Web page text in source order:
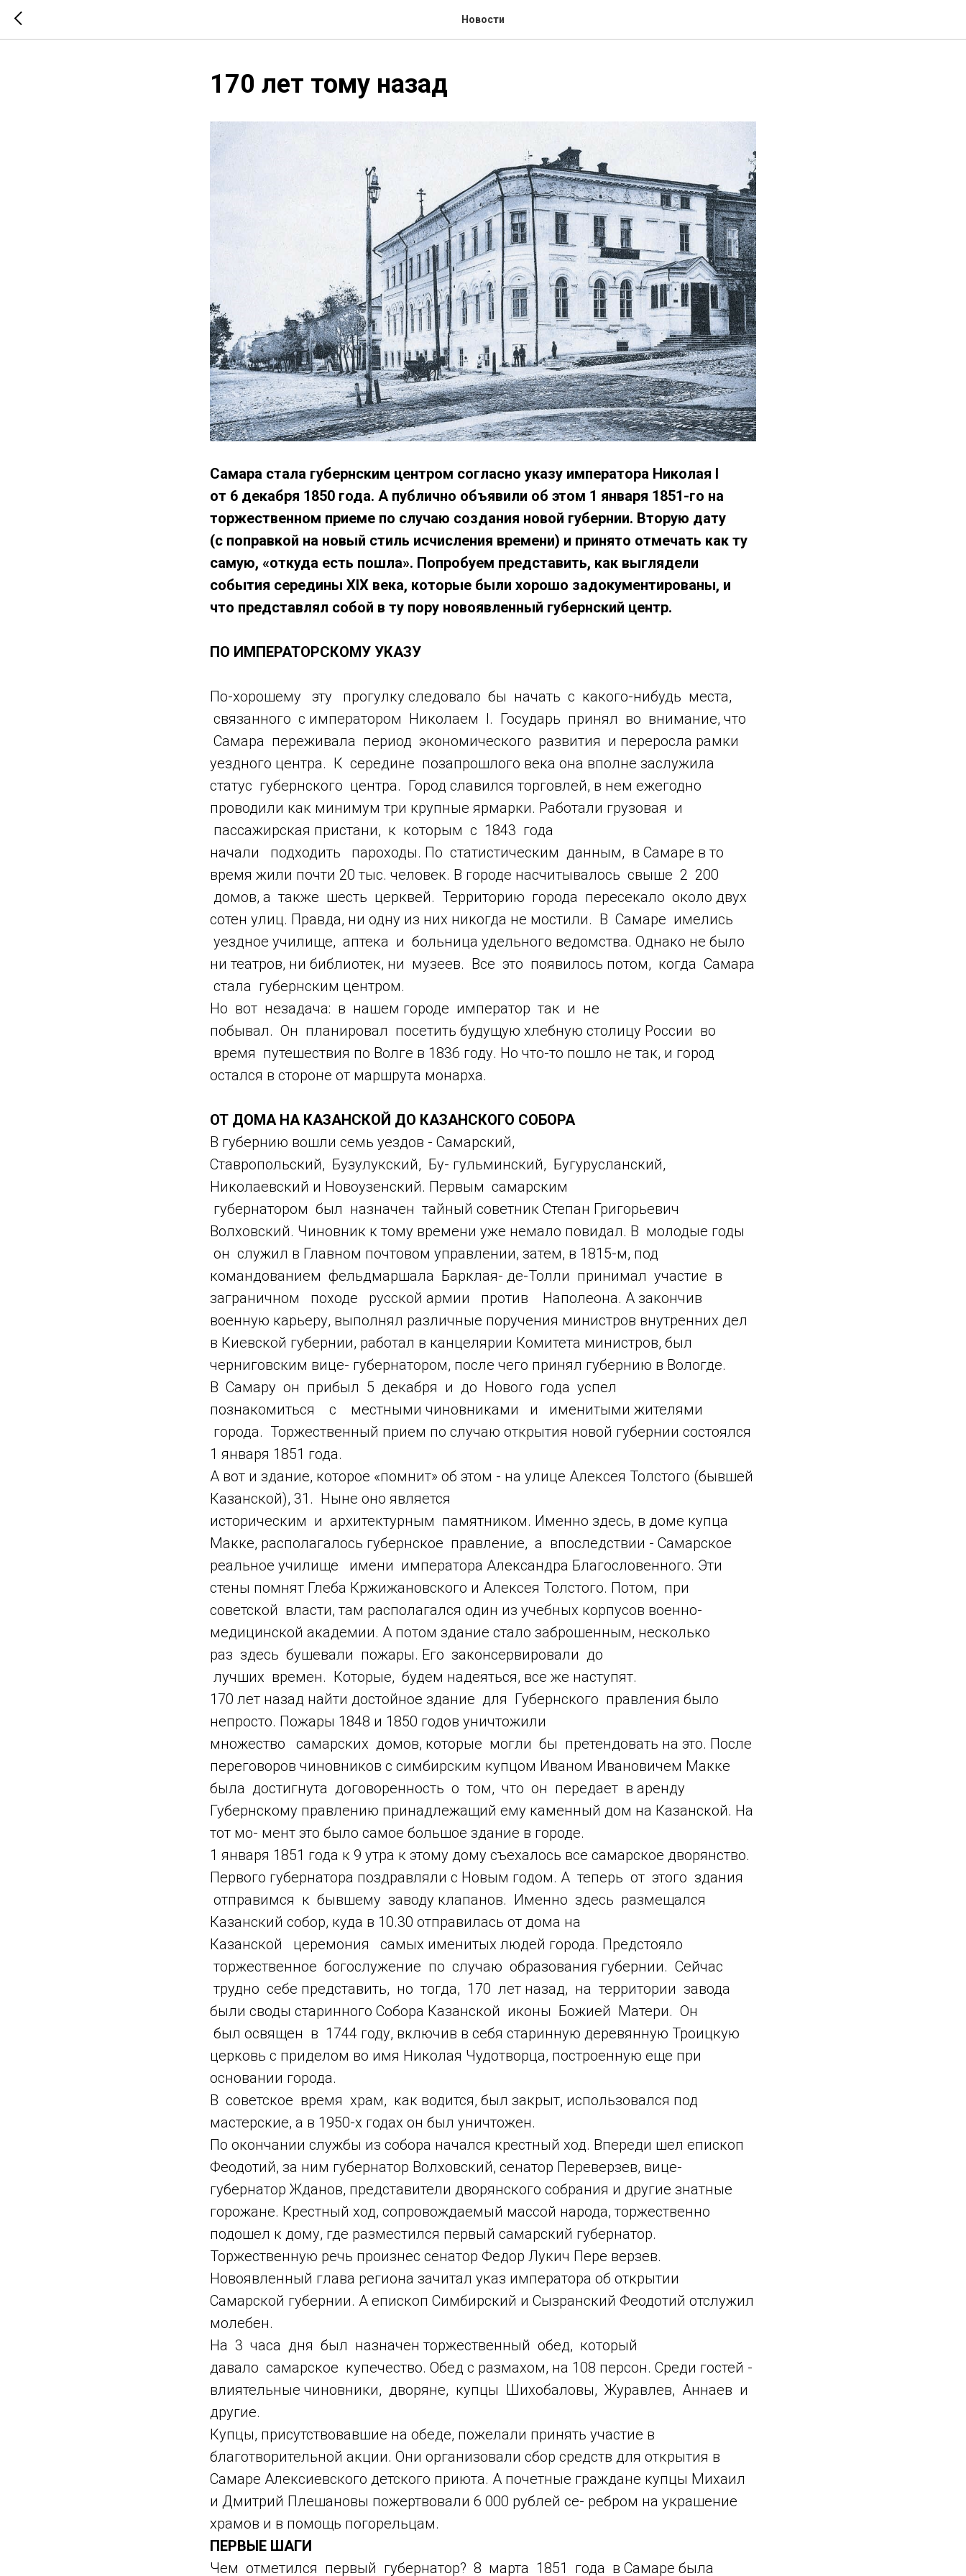
Новости
170 лет тому назад
Самара стала губернским центром согласно указу императора Николая I
от 6 декабря 1850 года. А публично объявили об этом 1 января 1851-го на
торжественном приеме по случаю создания новой губернии. Вторую дату
(с поправкой на новый стиль исчисления времени) и принято отмечать как ту
самую, «откуда есть пошла». Попробуем представить, как выглядели
события середины XIX века, которые были хорошо задокументированы, и
что представлял собой в ту пору новоявленный губернский центр.
ПО ИМПЕРАТОРСКОМУ УКАЗУ
По-хорошему эту прогулку следовало бы начать с какого-нибудь места,
связанного с императором Николаем I. Государь принял во внимание, что
Самара переживала период экономического развития и переросла рамки
уездного центра. К середине позапрошлого века она вполне заслужила
статус губернского центра. Город славился торговлей, в нем ежегодно
проводили как минимум три крупные ярмарки. Работали грузовая и
пассажирская пристани, к которым с 1843 года
начали подходить пароходы. По статистическим данным, в Самаре в то
время жили почти 20 тыс. человек. В городе насчитывалось свыше 2 200
домов, а также шесть церквей. Территорию города пересекало около двух
сотен улиц. Правда, ни одну из них никогда не мостили. В Самаре имелись
уездное училище, аптека и больница удельного ведомства. Однако не было
ни театров, ни библиотек, ни музеев. Все это появилось потом, когда Самара
стала губернским центром.
Но вот незадача: в нашем городе император так и не
побывал. Он планировал посетить будущую хлебную столицу России во
время путешествия по Волге в 1836 году. Но что-то пошло не так, и город
остался в стороне от маршрута монарха.
ОТ ДОМА НА КАЗАНСКОЙ ДО КАЗАНСКОГО СОБОРА
В губернию вошли семь уездов - Самарский,
Ставропольский, Бузулукский, Бу- гульминский, Бугурусланский,
Николаевский и Новоузенский. Первым самарским
губернатором был назначен тайный советник Степан Григорьевич
Волховский. Чиновник к тому времени уже немало повидал. В молодые годы
он служил в Главном почтовом управлении, затем, в 1815-м, под
командованием фельдмаршала Барклая- де-Толли принимал участие в
заграничном походе русской армии против Наполеона. А закончив
военную карьеру, выполнял различные поручения министров внутренних дел
в Киевской губернии, работал в канцелярии Комитета министров, был
черниговским вице- губернатором, после чего принял губернию в Вологде.
В Самару он прибыл 5 декабря и до Нового года успел
познакомиться с местными чиновниками и именитыми жителями
города. Торжественный прием по случаю открытия новой губернии состоялся
1 января 1851 года.
А вот и здание, которое «помнит» об этом - на улице Алексея Толстого (бывшей
Казанской), 31. Ныне оно является
историческим и архитектурным памятником. Именно здесь, в доме купца
Макке, располагалось губернское правление, а впоследствии - Самарское
реальное училище имени императора Александра Благословенного. Эти
стены помнят Глеба Кржижановского и Алексея Толстого. Потом, при
советской власти, там располагался один из учебных корпусов военно-
медицинской академии. А потом здание стало заброшенным, несколько
раз здесь бушевали пожары. Его законсервировали до
лучших времен. Которые, будем надеяться, все же наступят.
170 лет назад найти достойное здание для Губернского правления было
непросто. Пожары 1848 и 1850 годов уничтожили
множество самарских домов, которые могли бы претендовать на это. После
переговоров чиновников с симбирским купцом Иваном Ивановичем Макке
была достигнута договоренность о том, что он передает в аренду
Губернскому правлению принадлежащий ему каменный дом на Казанской. На
тот мо- мент это было самое большое здание в городе.
1 января 1851 года к 9 утра к этому дому съехалось все самарское дворянство.
Первого губернатора поздравляли с Новым годом. А теперь от этого здания
отправимся к бывшему заводу клапанов. Именно здесь размещался
Казанский собор, куда в 10.30 отправилась от дома на
Казанской церемония самых именитых людей города. Предстояло
торжественное богослужение по случаю образования губернии. Сейчас
трудно себе представить, но тогда, 170 лет назад, на территории завода
были своды старинного Собора Казанской иконы Божией Матери. Он
был освящен в 1744 году, включив в себя старинную деревянную Троицкую
церковь с приделом во имя Николая Чудотворца, построенную еще при
основании города.
В советское время храм, как водится, был закрыт, использовался под
мастерские, а в 1950-х годах он был уничтожен.
По окончании службы из собора начался крестный ход. Впереди шел епископ
Феодотий, за ним губернатор Волховский, сенатор Переверзев, вице-
губернатор Жданов, представители дворянского собрания и другие знатные
горожане. Крестный ход, сопровождаемый массой народа, торжественно
подошел к дому, где разместился первый самарский губернатор.
Торжественную речь произнес сенатор Федор Лукич Пере верзев.
Новоявленный глава региона зачитал указ императора об открытии
Самарской губернии. А епископ Симбирский и Сызранский Феодотий отслужил
молебен.
На 3 часа дня был назначен торжественный обед, который
давало самарское купечество. Обед с размахом, на 108 персон. Среди гостей -
влиятельные чиновники, дворяне, купцы Шихобаловы, Журавлев, Аннаев и
другие.
Купцы, присутствовавшие на обеде, пожелали принять участие в
благотворительной акции. Они организовали сбор средств для открытия в
Самаре Алексиевского детского приюта. А почетные граждане купцы Михаил
и Дмитрий Плешановы пожертвовали 6 000 рублей се- ребром на украшение
храмов и в помощь погорельцам.
ПЕРВЫЕ ШАГИ
Чем отметился первый губернатор? 8 марта 1851 года в Самаре была